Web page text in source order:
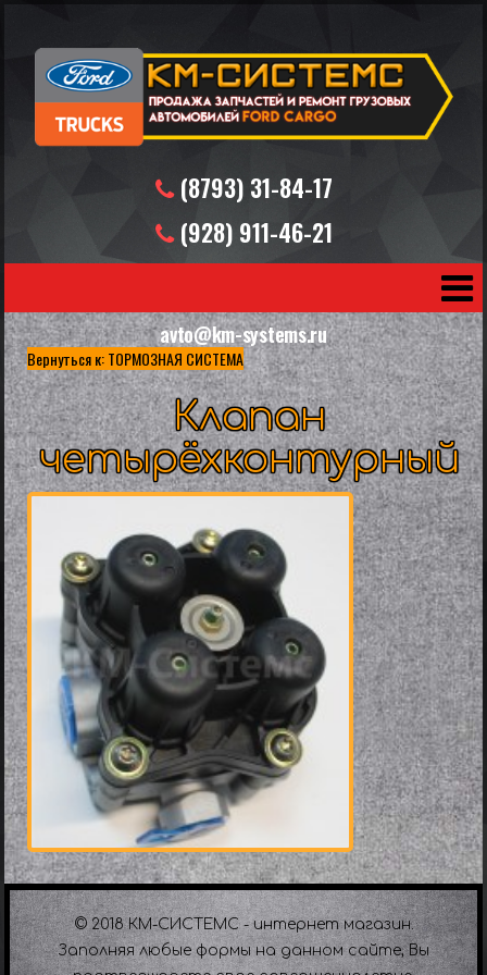
(8793) 31-84-17
(928) 911-46-21
avto@km-systems.ru
Вернуться к: ТОРМОЗНАЯ СИСТЕМА
Клапан
четырёхконтурный
© 2018 КМ-СИСТЕМС - интернет магазин.
Заполняя любые формы на данном сайте, Вы